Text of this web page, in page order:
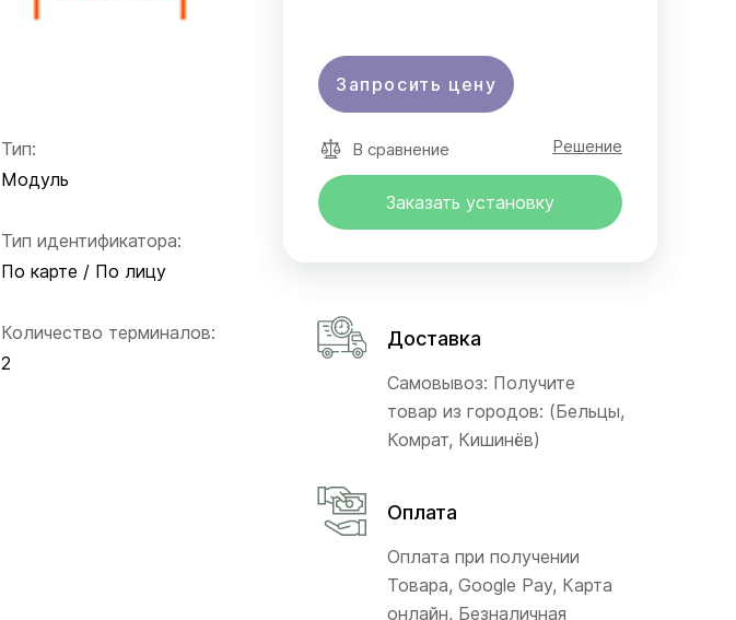
Тип:
Модуль
Тип идентификатора:
По карте / По лицу
Количество терминалов:
2
Запросить цену
В сравнение Решение
Заказать установку
Доставка
Самовывоз: Получите
товар из городов: (Бельцы,
Комрат, Кишинёв)
Оплата
Оплата при получении
Товара, Google Pay, Карта
онлайн, Безналичная